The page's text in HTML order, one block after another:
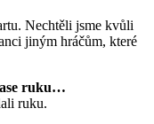
Nechtěli jsme kvůli
jiným hráčům, které
ruku…
ruku.